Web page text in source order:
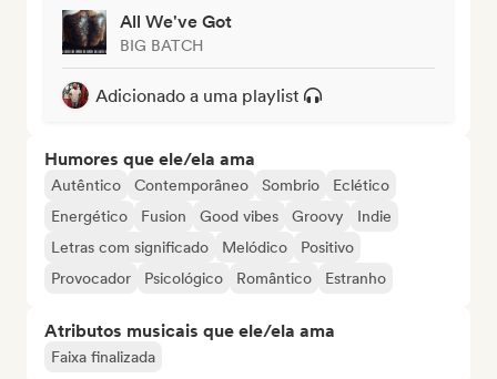
All We've Got
BIG BATCH
Adicionado a uma playlist
Humores que ele/ela ama
Autêntico Contemporâneo Sombrio
Eclético
Energético
Fusion Good vibes Groovy
Indie
Letras com significado
Melódico
Positivo
Provocador
Psicológico Romântico Estranho
Atributos musicais que ele/ela ama
Faixa finalizada